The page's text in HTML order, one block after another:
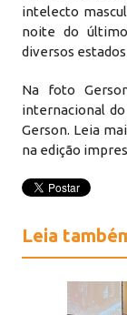
intelecto
noite do
diversos
Na foto
internacional
Gerson. Leia
na edição
Leia